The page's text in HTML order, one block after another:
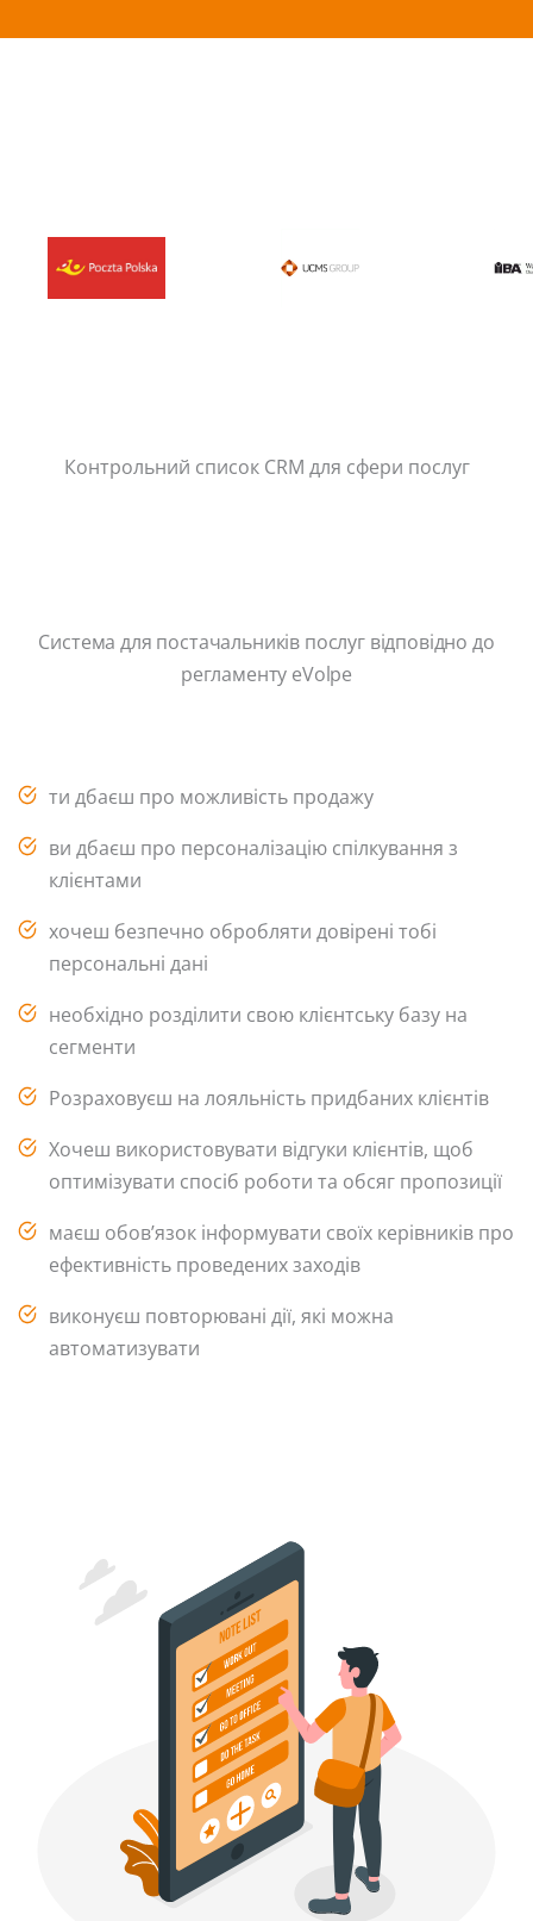
Контрольний список CRM для сфери послуг
Система для постачальників послуг відповідно до
регламенту eVolpe
ти дбаєш про можливість продажу
ви дбаєш про персоналізацію спілкування з
клієнтами
хочеш безпечно обробляти довірені тобі
персональні дані
необхідно розділити свою клієнтську базу на
сегменти
Розраховуєш на лояльність придбаних клієнтів
Хочеш використовувати відгуки клієнтів, щоб
оптимізувати спосіб роботи та обсяг пропозиції
маєш обов’язок інформувати своїх керівників про
ефективність проведених заходів
виконуєш повторювані дії, які можна
автоматизувати